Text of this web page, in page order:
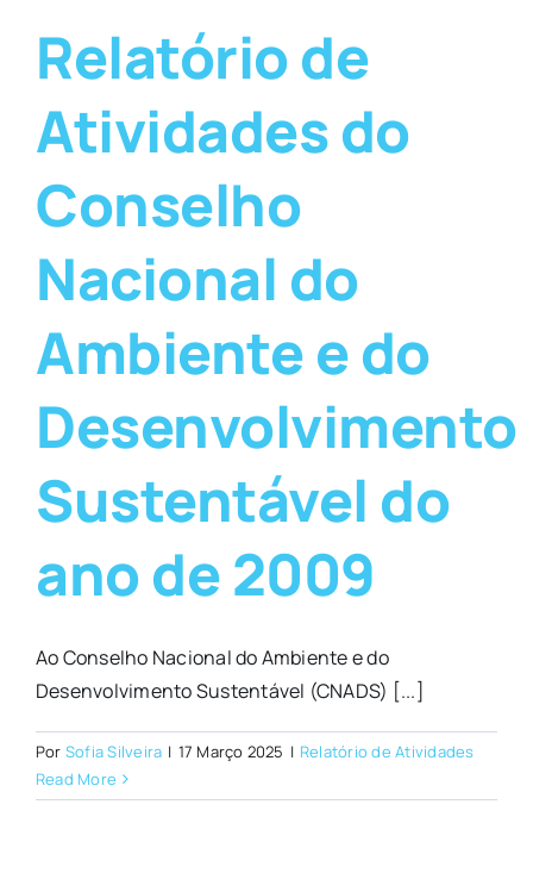
Relatório de
Atividades do
Conselho
Nacional do
Ambiente e do
Desenvolvimento
Sustentável do
ano de 2009
Ao Conselho Nacional do Ambiente e do
Desenvolvimento Sustentável (CNADS) [...]
Por Sofia Silveira | 17 Março 2025 | Relatório de Atividades
Read More